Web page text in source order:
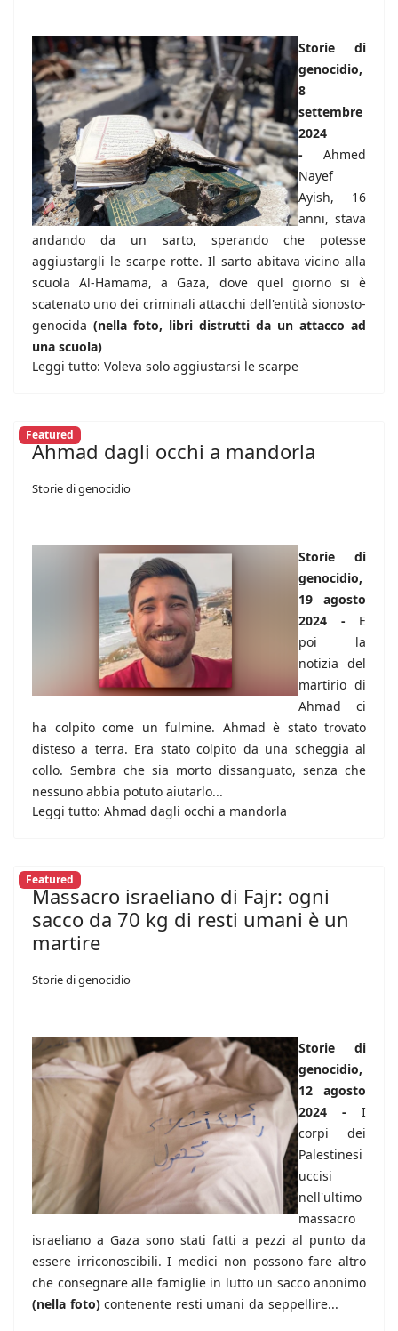
Storie di
genocidio,
8
settembre
2024
- Ahmed
Nayef
Ayish, 16
anni, stava
andando da un sarto, sperando che potesse
aggiustargli le scarpe rotte. Il sarto abitava vicino alla
scuola Al-Hamama, a Gaza, dove quel giorno si è
scatenato uno dei criminali attacchi dell'entità sionosto-
genocida (nella foto, libri distrutti da un attacco ad
una scuola)
Leggi tutto: Voleva solo aggiustarsi le scarpe
Featured
Ahmad dagli occhi a mandorla
Storie di genocidio
Storie di
genocidio,
19 agosto
2024 - E
poi la
notizia del
martirio di
Ahmad ci
ha colpito come un fulmine. Ahmad è stato trovato
disteso a terra. Era stato colpito da una scheggia al
collo. Sembra che sia morto dissanguato, senza che
nessuno abbia potuto aiutarlo...
Leggi tutto: Ahmad dagli occhi a mandorla
Featured
Massacro israeliano di Fajr: ogni
sacco da 70 kg di resti umani è un
martire
Storie di genocidio
Storie di
genocidio,
12 agosto
2024 - I
corpi dei
Palestinesi
uccisi
nell'ultimo
massacro
israeliano a Gaza sono stati fatti a pezzi al punto da
essere irriconoscibili. I medici non possono fare altro
che consegnare alle famiglie in lutto un sacco anonimo
(nella foto)contenente resti umani da seppellire...